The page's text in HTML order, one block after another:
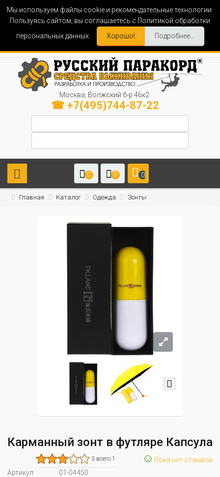
Мы используем файлы cookie и рекомендательные технологии.
Пользуясь сайтом, вы соглашаетесь с Политикой обработки
персональных данных.
Хорошо! Подробнее...
Москва, Волжский б-р 46к2
☎ +7(495)744-87-22
0 0 0
Главная Каталог Одежда Зонты
Карманный зонт в футляре Капсула
3 всего 1 ☺ Пока нет отзывов
Артикул:
01-04450